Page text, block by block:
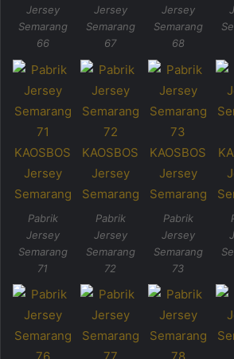
Jersey
Semarang
66
Jersey
Semarang
67
Jersey
Semarang
68
Pabrik
Jersey
Semarang
71
Pabrik
Jersey
Semarang
72
Pabrik
Jersey
Semarang
73